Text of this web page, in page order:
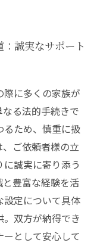
誠実なサポート
に多くの家族が
る法的手続きで
るため、慎重に扱
ご依頼者様の立
誠実に寄り添う
豊富な経験を活
設定について具体
双方が納得でき
として安心して